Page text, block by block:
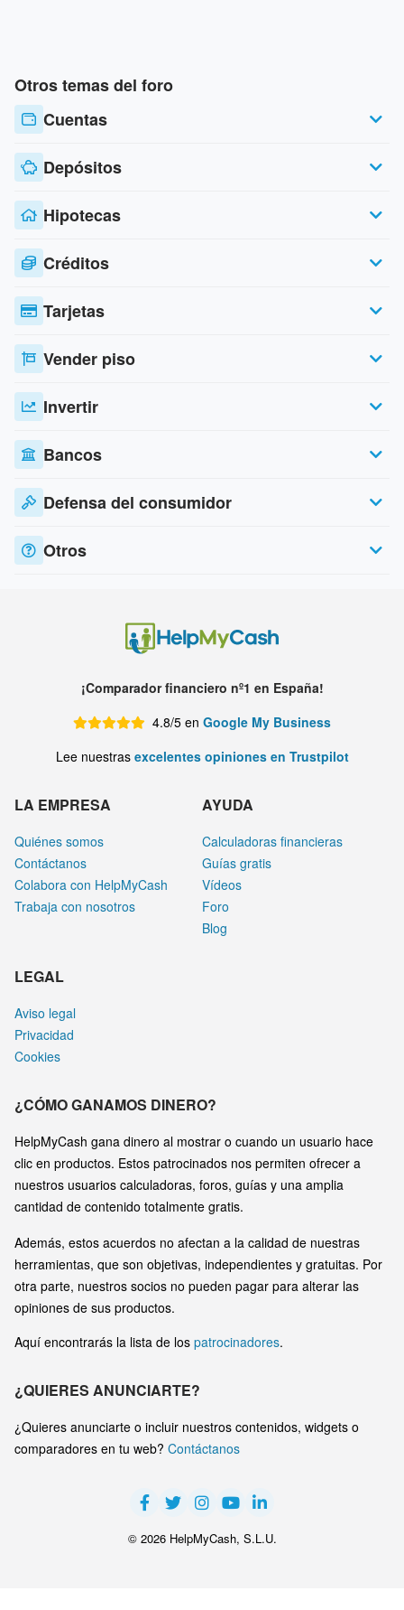
Otros temas del foro
Cuentas
Depósitos
Hipotecas
Créditos
Tarjetas
Vender piso
Invertir
Bancos
Defensa del consumidor
Otros
¡Comparador financiero nº1 en España!
4.8/5 en Google My Business
Lee nuestras excelentes opiniones en Trustpilot
LA EMPRESA
Quiénes somos
Contáctanos
Colabora con HelpMyCash
Trabaja con nosotros
AYUDA
Calculadoras financieras
Guías gratis
Vídeos
Foro
Blog
LEGAL
Aviso legal
Privacidad
Cookies
¿CÓMO GANAMOS DINERO?
HelpMyCash gana dinero al mostrar o cuando un usuario hace
clic en productos. Estos patrocinados nos permiten ofrecer a
nuestros usuarios calculadoras, foros, guías y una amplia
cantidad de contenido totalmente gratis.
Además, estos acuerdos no afectan a la calidad de nuestras
herramientas, que son objetivas, independientes y gratuitas. Por
otra parte, nuestros socios no pueden pagar para alterar las
opiniones de sus productos.
Aquí encontrarás la lista de los patrocinadores.
¿QUIERES ANUNCIARTE?
¿Quieres anunciarte o incluir nuestros contenidos, widgets o
comparadores en tu web? Contáctanos
© 2026 HelpMyCash, S.L.U.